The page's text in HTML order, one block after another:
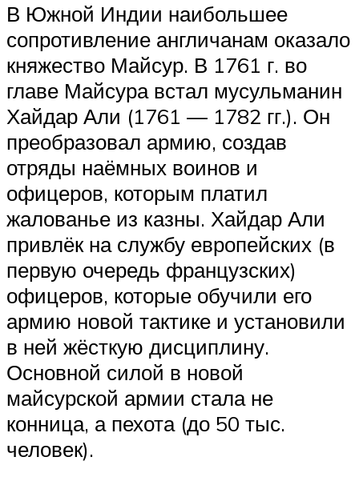
В Южной Индии наибольшее
сопротивление англичанам оказало
княжество Майсур. В 1761 г. во
главе Майсура встал мусульманин
Хайдар Али (1761 — 1782 гг.). Он
преобразовал армию, создав
отряды наёмных воинов и
офицеров, которым платил
жалованье из казны. Хайдар Али
привлёк на службу европейских (в
первую очередь французских)
офицеров, которые обучили его
армию новой тактике и установили
в ней жёсткую дисциплину.
Основной силой в новой
майсурской армии стала не
конница, а пехота (до 50 тыс.
человек).